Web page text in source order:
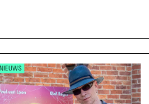
NIEUWS